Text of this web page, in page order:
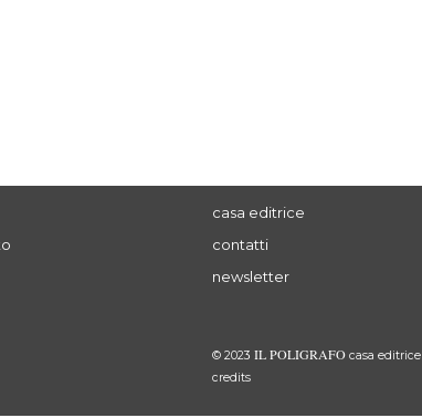
casa editrice
contatti
newsletter
© 2023 IL POLIGRAFO casa editrice
credits